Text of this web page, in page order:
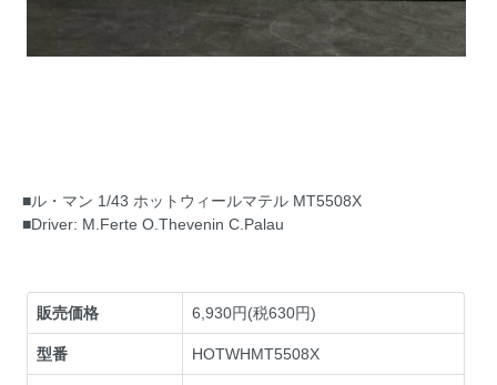
■ル・マン 1/43 ホットウィールマテル MT5508X
■Driver: M.Ferte O.Thevenin C.Palau
販売価格 6,930円(税630円)
型番 HOTWHMT5508X